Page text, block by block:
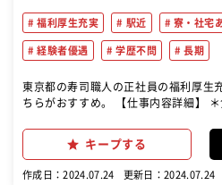
福利厚生充実 駅近 寮・社宅
経験者優遇 学歴不問 長期
東京都の寿司職人の正社員の福利厚生
ちらがおすすめ。 【仕事内容詳細】 ＊食材・ネタの仕込み ＊調理 ＊
他に、催事出店時は催事スタッフとし
キープする
作成日：2024.07.24 更新日：2024.07.24